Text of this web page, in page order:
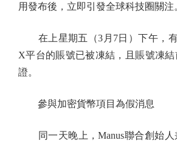
用發布後，立即引發全球科技圈關注
在上星期五（3月7日）下午，有
X平台的賬號已被凍結，且賬號凍
證。
參與加密貨幣項目為假消息
同一天晚上，Manus聯合創始人